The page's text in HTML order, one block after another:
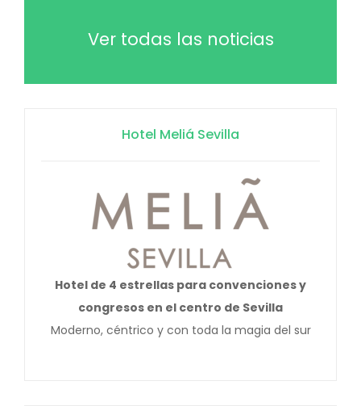
Ver todas las noticias
Hotel Meliá Sevilla
Hotel de 4 estrellas para convenciones y
congresos en el centro de Sevilla
Moderno, céntrico y con toda la magia del sur